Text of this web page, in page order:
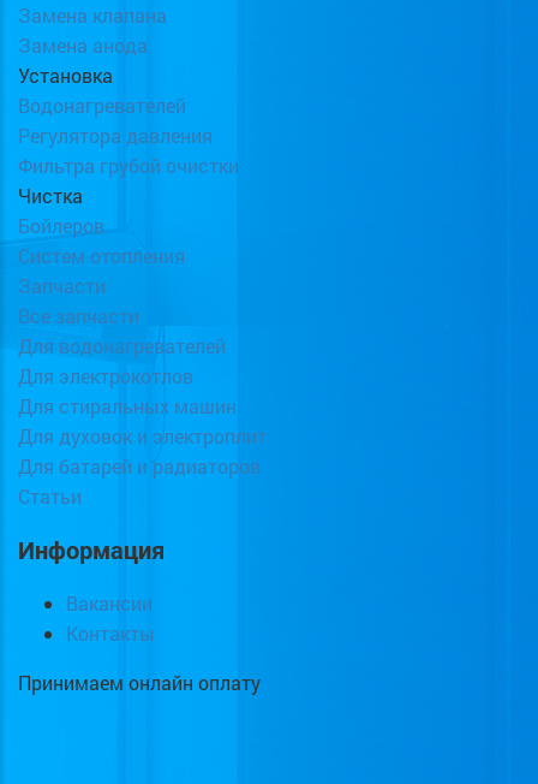
Замена клапана
Замена анода
Установка
Водонагревателей
Регулятора давления
Фильтра грубой очистки
Чистка
Бойлеров
Систем отопления
Запчасти
Все запчасти
Для водонагревателей
Для электрокотлов
Для стиральных машин
Для духовок и электроплит
Для батарей и радиаторов
Статьи
Информация
Вакансии
Контакты
Принимаем онлайн оплату